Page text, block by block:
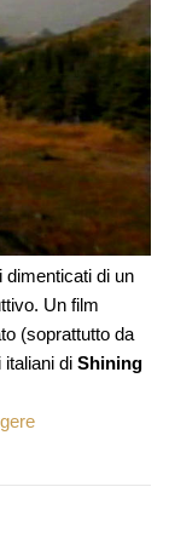
dimenticati di un
Un film
(soprattutto da
di Shining